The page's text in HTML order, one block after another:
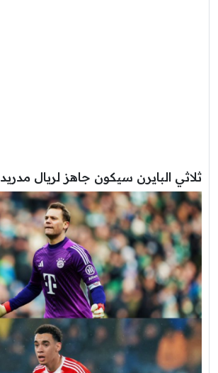
ثلاثي البايرن سيكون جاهز لريال مدريد